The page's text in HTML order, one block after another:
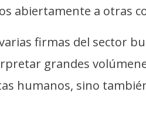
abiertamente a otras
firmas del sector
grandes
humanos, sino